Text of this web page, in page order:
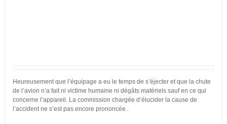
Heureusement que l’équipage a eu le temps de s’éjecter et que la chute
de l’avion n’a fait ni victime humaine ni dégâts matériels sauf en ce qui
concerne l’appareil. La commission chargée d’élucider la cause de
l’accident ne s’est pas encore prononcée.